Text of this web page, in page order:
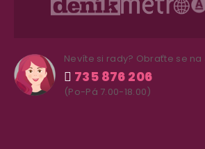
Nevíte si rady? Obraťte se na
735 876 206
(Po-Pá 7.00-18.00)